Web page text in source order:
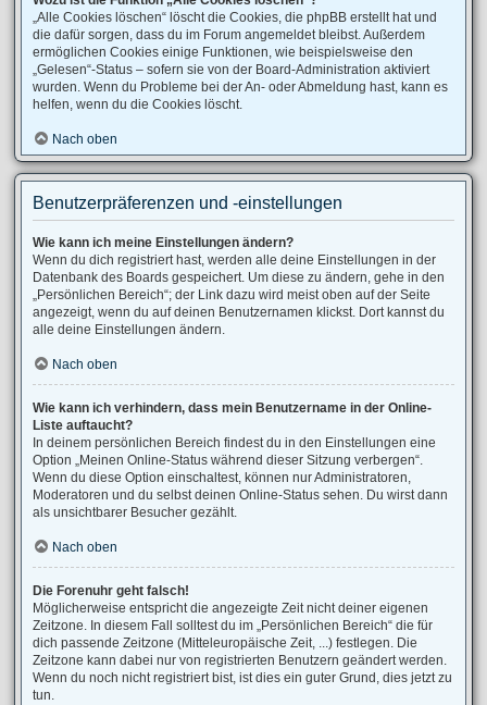
„Alle Cookies löschen“ löscht die Cookies, die phpBB erstellt hat und
die dafür sorgen, dass du im Forum angemeldet bleibst. Außerdem
ermöglichen Cookies einige Funktionen, wie beispielsweise den
„Gelesen“-Status – sofern sie von der Board-Administration aktiviert
wurden. Wenn du Probleme bei der An- oder Abmeldung hast, kann es
helfen, wenn du die Cookies löscht.
Nach oben
Benutzerpräferenzen und -einstellungen
Wie kann ich meine Einstellungen ändern?
Wenn du dich registriert hast, werden alle deine Einstellungen in der
Datenbank des Boards gespeichert. Um diese zu ändern, gehe in den
„Persönlichen Bereich“; der Link dazu wird meist oben auf der Seite
angezeigt, wenn du auf deinen Benutzernamen klickst. Dort kannst du
alle deine Einstellungen ändern.
Nach oben
Wie kann ich verhindern, dass mein Benutzername in der Online-
Liste auftaucht?
In deinem persönlichen Bereich findest du in den Einstellungen eine
Option „Meinen Online-Status während dieser Sitzung verbergen“.
Wenn du diese Option einschaltest, können nur Administratoren,
Moderatoren und du selbst deinen Online-Status sehen. Du wirst dann
als unsichtbarer Besucher gezählt.
Nach oben
Die Forenuhr geht falsch!
Möglicherweise entspricht die angezeigte Zeit nicht deiner eigenen
Zeitzone. In diesem Fall solltest du im „Persönlichen Bereich“ die für
dich passende Zeitzone (Mitteleuropäische Zeit, ...) festlegen. Die
Zeitzone kann dabei nur von registrierten Benutzern geändert werden.
Wenn du noch nicht registriert bist, ist dies ein guter Grund, dies jetzt zu
tun.